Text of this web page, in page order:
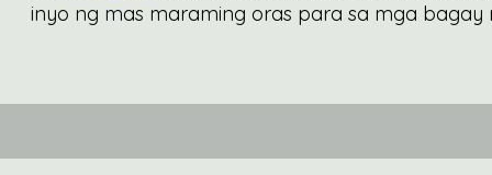
inyo ng mas maraming oras para sa mga